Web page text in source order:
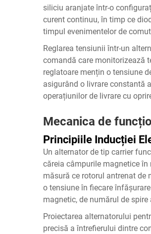
siliciu aranjate într-o
curent continuu, în timp ce
timpul evenimentelor de
Reglarea tensiunii într-un
comandă care monitorizează
reglatoare mențin o tensiune
asigurând o livrare constantă
operațiunilor de livrare cu
Mecanica de
Principiile Inducției
Un alternator de tip carrier
căreia câmpurile magnetice în
măsură ce rotorul antrenat de
o tensiune în fiecare
magnetic, de numărul de
Proiectarea alternatorului
precisă a întrefierului dintre